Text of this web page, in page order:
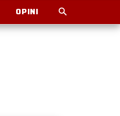
OPINI